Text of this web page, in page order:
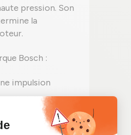
pression. Son
la
Bosch :
impulsion
l'aiguille,